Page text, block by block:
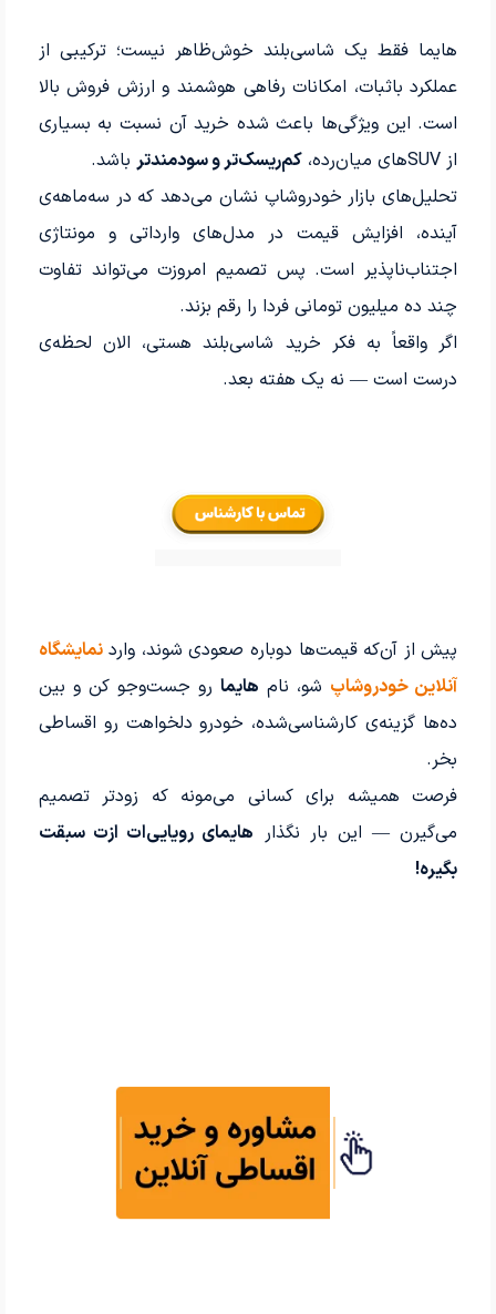
هایما فقط یک شاسی‌بلند خوش‌ظاهر نیست؛ ترکیبی از
عملکرد باثبات، امکانات رفاهی هوشمند و ارزش فروش بالا
است. این ویژگی‌ها باعث شده خرید آن نسبت به بسیاری
از SUVهای میان‌رده،
کم‌ریسک‌تر و سودمندترباشد.
تحلیل‌های بازار خودروشاپ نشان می‌دهد که در سه‌ماهه‌ی
آینده، افزایش قیمت در مدل‌های وارداتی و مونتاژی
اجتناب‌ناپذیر است. پس تصمیم امروزت می‌تواند تفاوت
چند ده میلیون تومانی فردا را رقم بزند.
اگر واقعاً به فکر خرید شاسی‌بلند هستی، الان لحظه‌ی
درست است — نه یک هفته بعد.
پیش از آن‌که قیمت‌ها دوباره صعودی شوند، واردنمایشگاه
آنلاین خودروشاپ شو، نام هایمارو جست‌وجو کن و بین
ده‌ها گزینه‌ی کارشناسی‌شده، خودرو دلخواهت رو اقساطی
بخر.
فرصت همیشه برای کسانی می‌مونه که زودتر تصمیم
می‌گیرن — این بار نگذار هایمای رویایی‌ات ازت سبقت
بگیره!